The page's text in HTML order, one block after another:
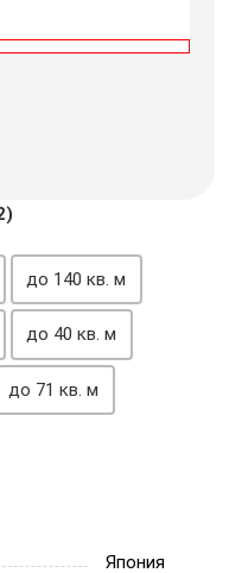
до 140 кв. м
до 40 кв. м
до 71 кв. м
Япония